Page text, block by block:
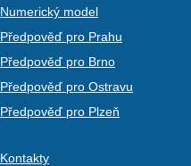
Numerický model
Předpověď pro Prahu
Předpověď pro Brno
Předpověď pro Ostravu
Předpověď pro Plzeň
Kontakty